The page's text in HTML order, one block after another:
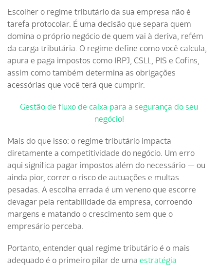
Escolher o regime tributário da sua empresa não é
tarefa protocolar. É uma decisão que separa quem
domina o próprio negócio de quem vai à deriva, refém
da carga tributária. O regime define como você calcula,
apura e paga impostos como IRPJ, CSLL, PIS e Cofins,
assim como também determina as obrigações
acessórias que você terá que cumprir.
Gestão de fluxo de caixa para a segurança do seu
negócio!
Mais do que isso: o regime tributário impacta
diretamente a competitividade do negócio. Um erro
aqui significa pagar impostos além do necessário — ou
ainda pior, correr o risco de autuações e multas
pesadas. A escolha errada é um veneno que escorre
devagar pela rentabilidade da empresa, corroendo
margens e matando o crescimento sem que o
empresário perceba.
Portanto, entender qual regime tributário é o mais
adequado é o primeiro pilar de uma estratégia